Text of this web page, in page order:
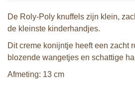
De Roly-Poly knuffels zijn klein,
de kleinste kinderhandjes.
Dit creme konijntje heeft een zacht
blozende wangetjes en schattige
Afmeting: 13 cm